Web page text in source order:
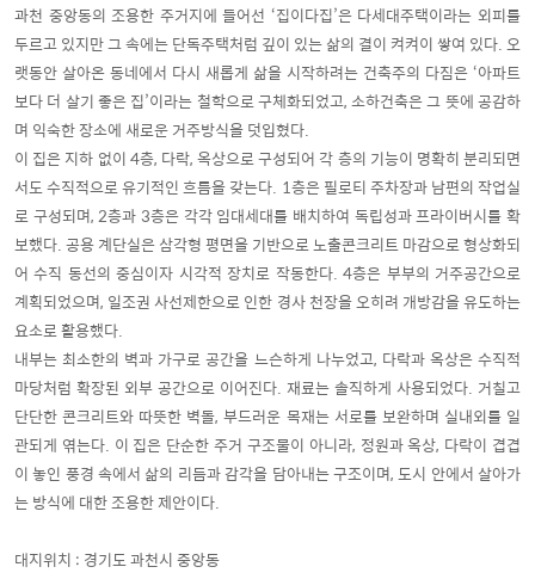
과천 중앙동의 조용한 주거지에 들어선 ‘집이다집’은 다세대주택이라는 외피를
두르고 있지만 그 속에는 단독주택처럼 깊이 있는 삶의 결이 켜켜이 쌓여 있다. 오
랫동안 살아온 동네에서 다시 새롭게 삶을 시작하려는 건축주의 다짐은 ‘아파트
보다 더 살기 좋은 집’이라는 철학으로 구체화되었고, 소하건축은 그 뜻에 공감하
며 익숙한 장소에 새로운 거주방식을 덧입혔다.
이 집은 지하 없이 4층, 다락, 옥상으로 구성되어 각 층의 기능이 명확히 분리되면
서도 수직적으로 유기적인 흐름을 갖는다. 1층은 필로티 주차장과 남편의 작업실
로 구성되며, 2층과 3층은 각각 임대세대를 배치하여 독립성과 프라이버시를 확
보했다. 공용 계단실은 삼각형 평면을 기반으로 노출콘크리트 마감으로 형상화되
어 수직 동선의 중심이자 시각적 장치로 작동한다. 4층은 부부의 거주공간으로
계획되었으며, 일조권 사선제한으로 인한 경사 천장을 오히려 개방감을 유도하는
요소로 활용했다.
내부는 최소한의 벽과 가구로 공간을 느슨하게 나누었고, 다락과 옥상은 수직적
마당처럼 확장된 외부 공간으로 이어진다. 재료는 솔직하게 사용되었다. 거칠고
단단한 콘크리트와 따뜻한 벽돌, 부드러운 목재는 서로를 보완하며 실내외를 일
관되게 엮는다. 이 집은 단순한 주거 구조물이 아니라, 정원과 옥상, 다락이 겹겹
이 놓인 풍경 속에서 삶의 리듬과 감각을 담아내는 구조이며, 도시 안에서 살아가
는 방식에 대한 조용한 제안이다.
대지위치 : 경기도 과천시 중앙동